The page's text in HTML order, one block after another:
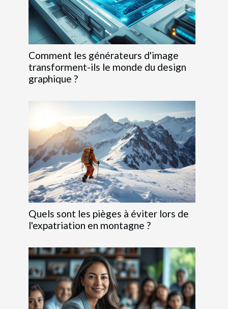
Comment les générateurs d'image
transforment-ils le monde du design
graphique ?
Quels sont les pièges à éviter lors de
l'expatriation en montagne ?